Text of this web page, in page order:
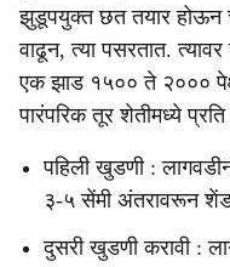
झुडूपयुक्त छत तयार होऊन
वाढून, त्या पसरतात.
एक झाड १५०० ते २०००
पारंपरिक तूर शेतीमध्ये
पहिली खुडणी :
३-५ सेंमी अंतरावरून
दुसरी खुडणी करावी :